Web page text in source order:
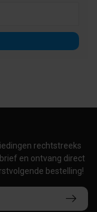
rechtstreeks
en ontvang direct
bestelling!